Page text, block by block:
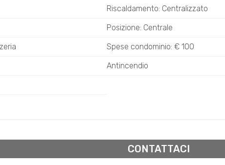
Riscaldamento: Centralizzato
Posizione: Centrale
Spese condominio: € 100
Antincendio
CONTATTACI